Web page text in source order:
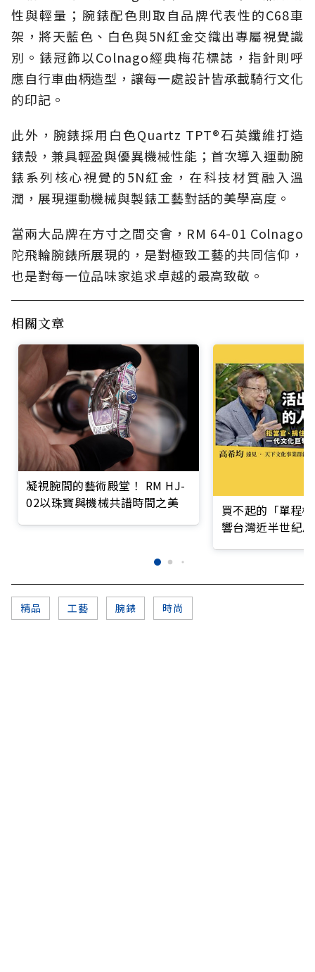
性與輕量；腕錶配色則取自品牌代表性的C68車
架，將天藍色、白色與5N紅金交織出專屬視覺識
別。錶冠飾以Colnago經典梅花標誌，指針則呼
應自行車曲柄造型，讓每一處設計皆承載騎行文化
的印記。
此外，腕錶採用白色Quartz TPT®石英纖維打造
錶殼，兼具輕盈與優異機械性能；首次導入運動腕
錶系列核心視覺的5N紅金，在科技材質融入溫
潤，展現運動機械與製錶工藝對話的美學高度。
當兩大品牌在方寸之間交會，RM 64-01 Colnago
陀飛輪腕錶所展現的，是對極致工藝的共同信仰，
也是對每一位品味家追求卓越的最高致敬。
相關文章
凝視腕間的藝術殿堂！ RM HJ-
02以珠寶與機械共譜時間之美
買不起的「單程
響台灣近半世紀
精品 工藝 腕錶 時尚